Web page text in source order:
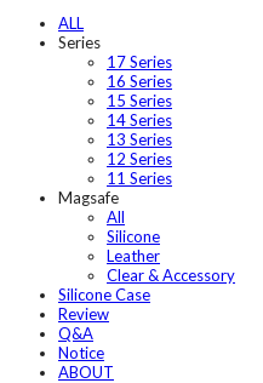
ALL
Series
17 Series
16 Series
15 Series
14 Series
13 Series
12 Series
11 Series
Magsafe
All
Silicone
Leather
Clear & Accessory
Silicone Case
Review
Q&A
Notice
ABOUT